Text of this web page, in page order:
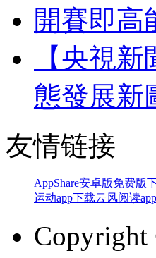
開賽即高
【央視
態發展新
友情链接
AppShare安卓版免费版
运动app下载云风阅读